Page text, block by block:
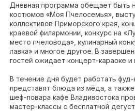
Дневная программа обещает быть
костюмов «Моя Пчелосемья»,
коллективов Приморского края,
краевой филармонии, конкурс на
место пчеловода», кулинарный
лавка» и многое другое. В
гостей ожидает концерт-караоке и
В течение дня будет работать фуд-
представят блюда из мёда, а
шеф-повара кафе Владивостока
мастер-классы с бесплатной